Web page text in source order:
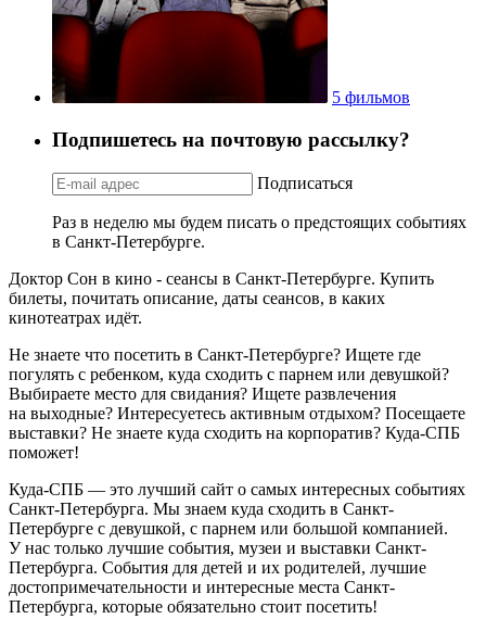
5 фильмов
Подпишетесь на почтовую рассылку?
Подписаться
Раз в неделю мы будем писать о предстоящих событиях
в Санкт-Петербурге.
Доктор Сон в кино - сеансы в Санкт-Петербурге. Купить
билеты, почитать описание, даты сеансов, в каких
кинотеатрах идёт.
Не знаете что посетить в Санкт-Петербурге? Ищете где
погулять с ребенком, куда сходить с парнем или девушкой?
Выбираете место для свидания? Ищете развлечения
на выходные? Интересуетесь активным отдыхом? Посещаете
выставки? Не знаете куда сходить на корпоратив? Куда-СПБ
поможет!
Куда-СПБ — это лучший сайт о самых интересных событиях
Санкт-Петербурга. Мы знаем куда сходить в Санкт-
Петербурге с девушкой, с парнем или большой компанией.
У нас только лучшие события, музеи и выставки Санкт-
Петербурга. События для детей и их родителей, лучшие
достопримечательности и интересные места Санкт-
Петербурга, которые обязательно стоит посетить!